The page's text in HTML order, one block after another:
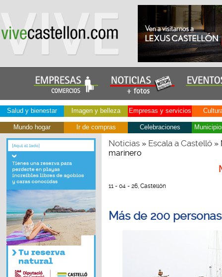
Salud y bienestar Imagen y belleza Empresas y servicios
Mundo hogar Ir de compras Celebraciones
Noticias» Escala a Castelló»
marinero
11 - 04 - 26, Castellón
Más de 200